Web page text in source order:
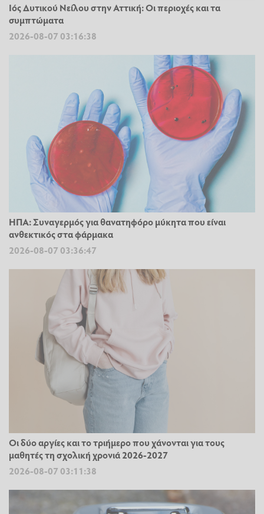
Ιός Δυτικού Νείλου στην Αττική: Οι περιοχές και τα
συμπτώματα
2026-08-07 03:16:38
ΗΠΑ: Συναγερμός για θανατηφόρο μύκητα που είναι
ανθεκτικός στα φάρμακα
2026-08-07 03:36:47
Οι δύο αργίες και το τριήμερο που χάνονται για τους
μαθητές τη σχολική χρονιά 2026-2027
2026-08-07 03:11:38